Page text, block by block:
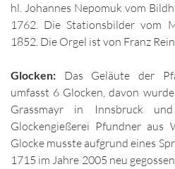
hl. Johannes Nepomuk vom
1762. Die Stationsbilder vom
1852. Die Orgel ist von Franz
Glocken: Das Geläute der
umfasst 6 Glocken, davon
Grassmayr in Innsbruck
Glockengießerei Pfundner aus
Glocke musste aufgrund eines
1715 im Jahre 2005 neu